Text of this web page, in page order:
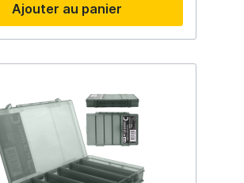
Ajouter au panier